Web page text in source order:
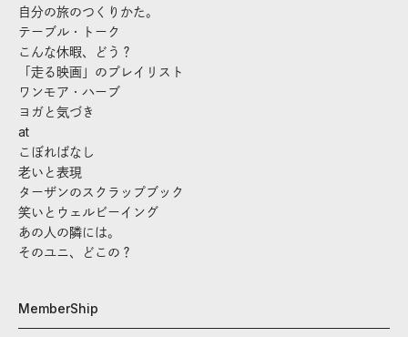
自分の旅のつくりかた。
テーブル・トーク
こんな休暇、どう？
「走る映画」のプレイリスト
ワンモア・ハーブ
ヨガと気づき
at
こぼればなし
老いと表現
ターザンのスクラップブック
笑いとウェルビーイング
あの人の隣には。
そのユニ、どこの？
MemberShip